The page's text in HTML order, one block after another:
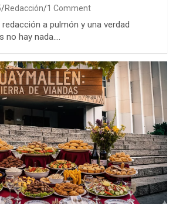
Redacción 1 Comment
a pulmón y una verdad
hay nada.…